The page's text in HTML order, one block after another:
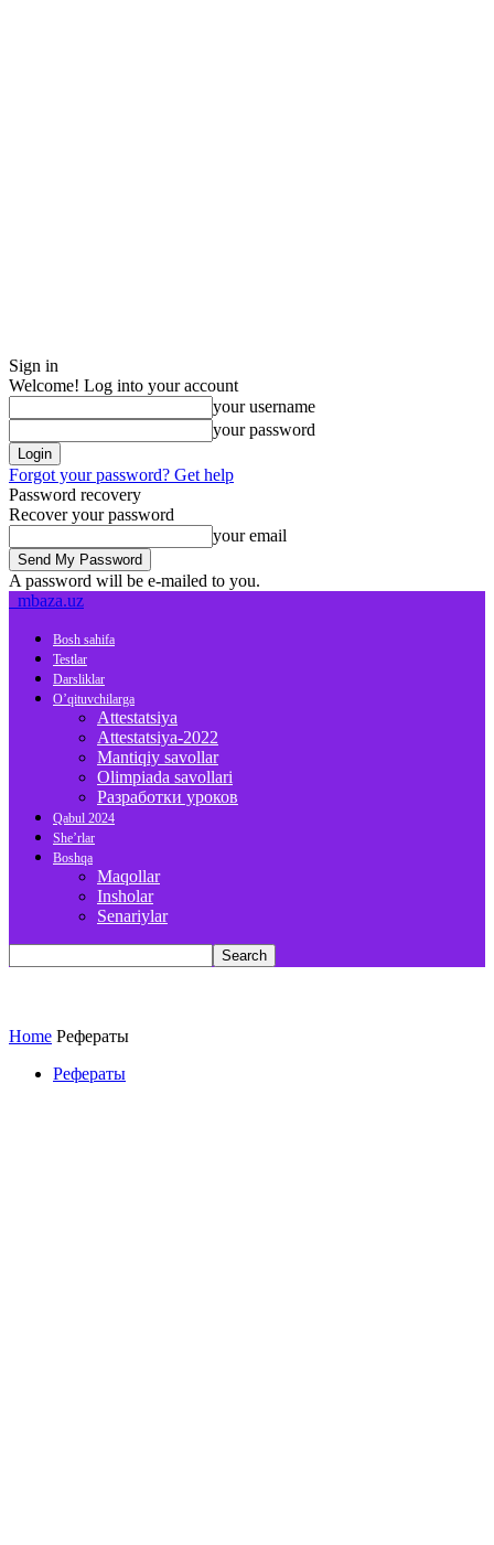
Sign in
Welcome! Log into your account
your username
your password
Forgot your password? Get help
Password recovery
Recover your password
your email
A password will be e-mailed to you.
mbaza.uz
Bosh sahifa
Testlar
Darsliklar
O’qituvchilarga
Attestatsiya
Attestatsiya-2022
Mantiqiy savollar
Olimpiada savollari
Разработки уроков
Qabul 2024
She’rlar
Boshqa
Maqollar
Insholar
Senariylar
Home Рефераты
Рефераты